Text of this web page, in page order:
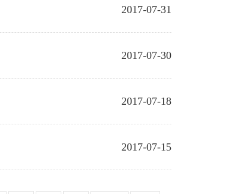
2017-07-31
2017-07-30
2017-07-18
2017-07-15